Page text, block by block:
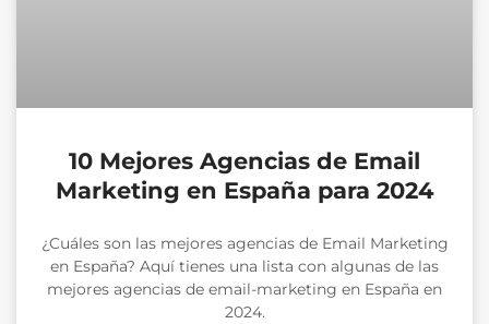
10 Mejores Agencias de Email
Marketing en España para 2024
¿Cuáles son las mejores agencias de Email Marketing
en España? Aquí tienes una lista con algunas de las
mejores agencias de email-marketing en España en
2024.